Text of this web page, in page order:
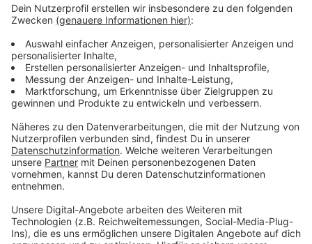
ANTENNE BAYERN Newsletter. Ob Nachrichten,
Lifestyle oder unsere neuesten Aktionen - wir
informieren dich.
Zum Newsletter anmelden
Du möchtest uns etwas sagen?
Studio Hotline